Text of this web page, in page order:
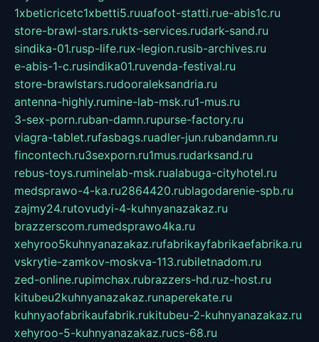
1xbeticricetc1xbetti5.ruuafoot-statti.rue-abis1c.ru
store-brawl-stars.rukts-services.rudark-sand.ru
sindika-01.rusp-life.rux-legion.rusib-archives.ru
e-abis-1-c.rusindika01.ruvenda-festival.ru
store-brawlstars.rudooraleksandria.ru
antenna-highly.rumine-lab-msk.ru1-mus.ru
3-sex-porn.ruban-damn.rupurse-factory.ru
viagra-tablet.rufasbags.ruadler-jun.rubandamn.ru
fincontech.ru3sexporn.ru1mus.rudarksand.ru
rebus-toys.ruminelab-msk.rualabuga-cityhotel.ru
medsprawo-4-ka.ru2864420.rublagodarenie-spb.ru
zajmy24.rutovudyi-4-kuhnyanazakaz.ru
brazzerscom.rumedsprawo4ka.ru
xehyroo5kuhnyanazakaz.rufabrikayfabrikaefabrika.ru
vskrytie-zamkov-moskva-113.rubiletnadom.ru
zed-online.rupimchax.rubrazzers-hd.ruz-host.ru
kitubeu2kuhnyanazakaz.runaperekate.ru
kuhnyaofabrikaufabrik.rukitubeu-2-kuhnyanazakaz.ru
xehyroo-5-kuhnyanazakaz.rucs-68.ru